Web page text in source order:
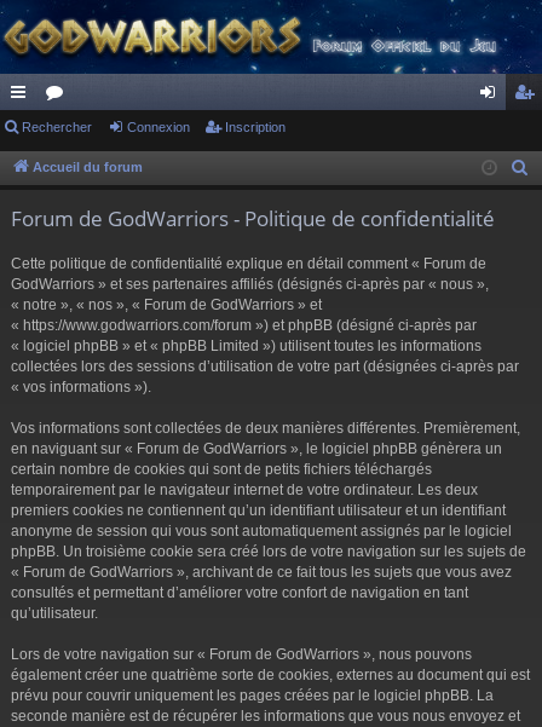
ac
co
s
or
u ne cri
Rechercher Connexion Inscription
Accueil du forum
Forum de GodWarriors - Politique de confidentialité
Cette politique de confidentialité explique en détail comment « Forum de
GodWarriors » et ses partenaires affiliés (désignés ci-après par « nous »,
« notre », « nos », « Forum de GodWarriors » et
« https://www.godwarriors.com/forum ») et phpBB (désigné ci-après par
« logiciel phpBB » et « phpBB Limited ») utilisent toutes les informations
collectées lors des sessions d’utilisation de votre part (désignées ci-après par
« vos informations »).
Vos informations sont collectées de deux manières différentes. Premièrement,
en naviguant sur « Forum de GodWarriors », le logiciel phpBB génèrera un
certain nombre de cookies qui sont de petits fichiers téléchargés
temporairement par le navigateur internet de votre ordinateur. Les deux
premiers cookies ne contiennent qu’un identifiant utilisateur et un identifiant
anonyme de session qui vous sont automatiquement assignés par le logiciel
phpBB. Un troisième cookie sera créé lors de votre navigation sur les sujets de
« Forum de GodWarriors », archivant de ce fait tous les sujets que vous avez
consultés et permettant d’améliorer votre confort de navigation en tant
qu’utilisateur.
Lors de votre navigation sur « Forum de GodWarriors », nous pouvons
également créer une quatrième sorte de cookies, externes au document qui est
prévu pour couvrir uniquement les pages créées par le logiciel phpBB. La
seconde manière est de récupérer les informations que vous nous envoyez et